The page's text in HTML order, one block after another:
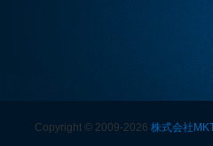
Copyright © 2009-2026株式会社